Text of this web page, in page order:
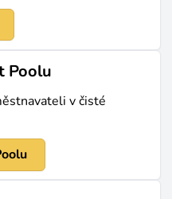
Poolu
v čisté